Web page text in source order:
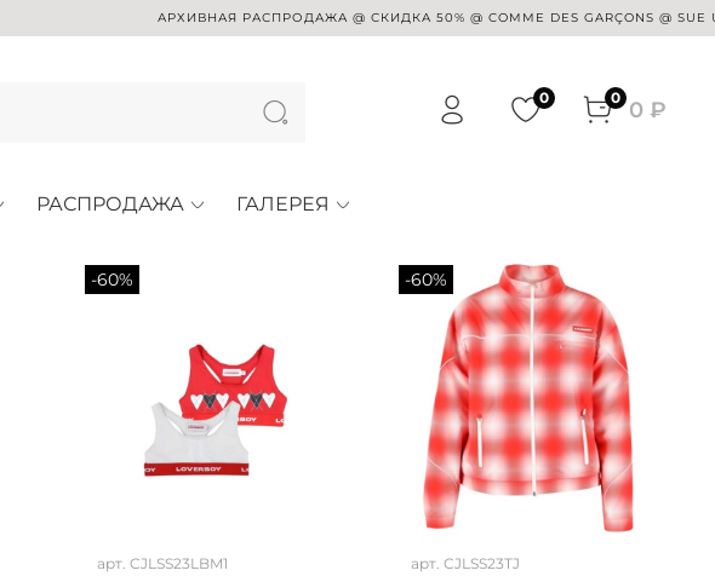
АРХИВНАЯ РАСПРОДАЖА @ СКИДКА 50% @ COMME DES GARÇONS @ SUE
0 0 0 ₽
РАСПРОДАЖА ГАЛЕРЕЯ
-60%
арт. CJLSS23LBM1
-60%
арт. CJLSS23TJ